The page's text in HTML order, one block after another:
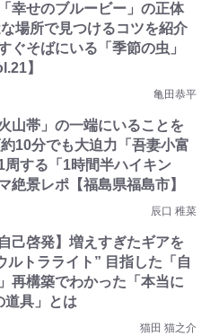
幸せのブルービー」の正体
場所で見つけるコツを紹介
ぐそばにいる「季節の虫」
】
亀田恭平
山帯」の一端にいることを
10分でも大迫力「吾妻小富
周する「1時間半ハイキン
絶景レポ【福島県福島市】
辰口 稚菜
己啓発】増えすぎたギアを
ルトラライト” 目指した「自
再構築でわかった「本当に
道具」とは
猫田 猫之介